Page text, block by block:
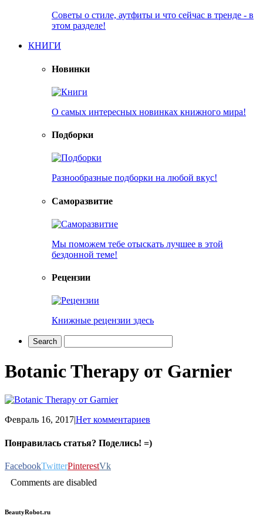
Советы о стиле, аутфиты и что сейчас в тренде - в
этом разделе!
КНИГИ
Новинки
О самых интересных новинках книжного мира!
Подборки
Разнообразные подборки на любой вкус!
Саморазвитие
Мы поможем тебе отыскать лучшее в этой
бездонной теме!
Рецензии
Книжные рецензии здесь
Botanic Therapy от Garnier
Февраль 16, 2017|Нет комментариев
Понравилась статья? Поделись! =)
FacebookTwitterPinterestVk
Comments are disabled
BeautyRobot.ru